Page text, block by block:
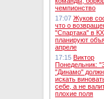
чемпионство
17:07 Жуков
что о
"Спартака" в
планируют
апреле
17:15 Виктор
Понедельник:
"Динамо"
искать
себе, а не
плохие поля